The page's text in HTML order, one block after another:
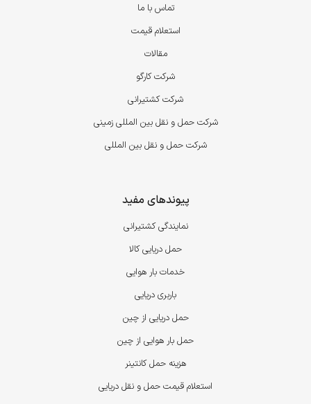
تماس با ما
استعلام قیمت
مقالات
شرکت کارگو
شرکت کشتیرانی
شرکت حمل و نقل بین المللی زمینی
شرکت حمل و نقل بین المللی
پیوندهای مفید
نمایندگی کشتیرانی
حمل دریایی کالا
خدمات بار هوایی
باربری دریایی
حمل دریایی از چین
حمل بار هوایی از چین
هزینه حمل کانتینر
استعلام قیمت حمل و نقل دریایی